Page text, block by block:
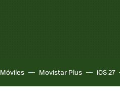
Móviles Movistar Plus iOS 27